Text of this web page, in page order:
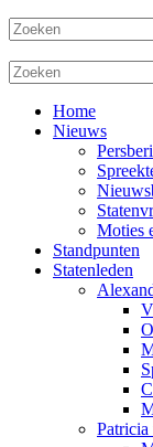
Home
Nieuws
Moties
Standpunten
Statenleden
Patricia